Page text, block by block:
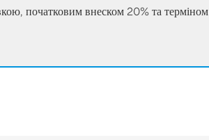
початковим внеском 20% та терміном